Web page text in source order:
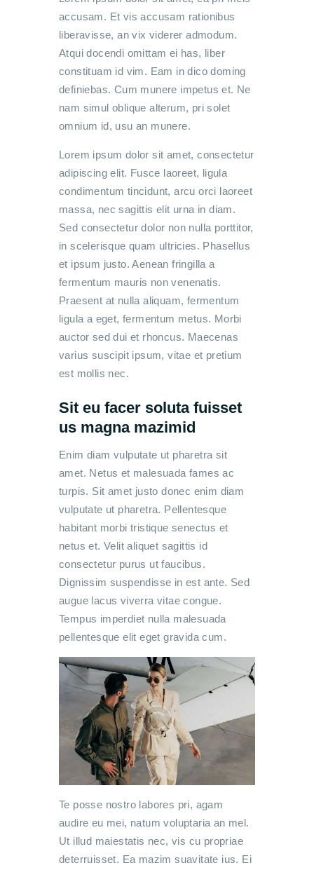
accusam. Et vis accusam rationibus
liberavisse, an vix viderer admodum.
Atqui docendi omittam ei has, liber
constituam id vim. Eam in dico doming
definiebas. Cum munere impetus et. Ne
nam simul oblique alterum, pri solet
omnium id, usu an munere.
Lorem ipsum dolor sit amet, consectetur
adipiscing elit. Fusce laoreet, ligula
condimentum tincidunt, arcu orci laoreet
massa, nec sagittis elit urna in diam.
Sed consectetur dolor non nulla porttitor,
in scelerisque quam ultricies. Phasellus
et ipsum justo. Aenean fringilla a
fermentum mauris non venenatis.
Praesent at nulla aliquam, fermentum
ligula a eget, fermentum metus. Morbi
auctor sed dui et rhoncus. Maecenas
varius suscipit ipsum, vitae et pretium
est mollis nec.
Sit eu facer soluta fuisset
us magna mazimid
Enim diam vulputate ut pharetra sit
amet. Netus et malesuada fames ac
turpis. Sit amet justo donec enim diam
vulputate ut pharetra. Pellentesque
habitant morbi tristique senectus et
netus et. Velit aliquet sagittis id
consectetur purus ut faucibus.
Dignissim suspendisse in est ante. Sed
augue lacus viverra vitae congue.
Tempus imperdiet nulla malesuada
pellentesque elit eget gravida cum.
Te posse nostro labores pri, agam
audire eu mei, natum voluptaria an mel.
Ut illud maiestatis nec, vis cu propriae
deterruisset. Ea mazim suavitate ius. Ei